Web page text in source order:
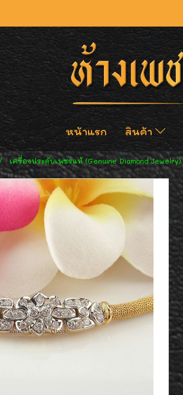
หน้าแรก สินค้า
เครื่องประดับเพชรแท้ (Genuine Diamond Jewelry)